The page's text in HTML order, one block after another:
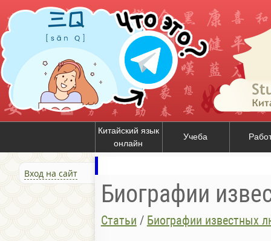
Китайский язык
онлайн
Учеба
Вход на сайт
Биографии
Статьи / Биографии известных